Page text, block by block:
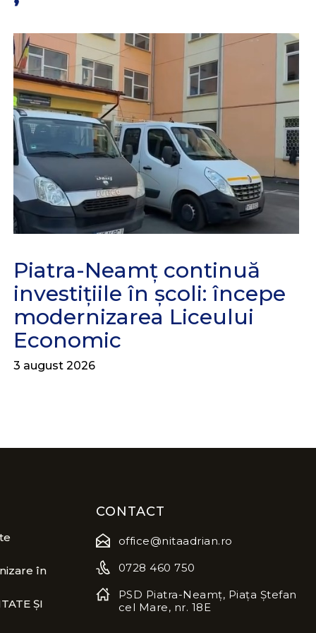
Piatra-Neamț continuă
investițiile în școli: începe
modernizarea Liceului
Economic
3 august 2026
în
ȘI
CONTACT
office@nitaadrian.ro
0728 460 750
PSD Piatra-Neamț, Piața Ștefan
cel Mare, nr. 18E